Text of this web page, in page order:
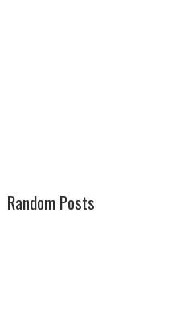
Random Posts